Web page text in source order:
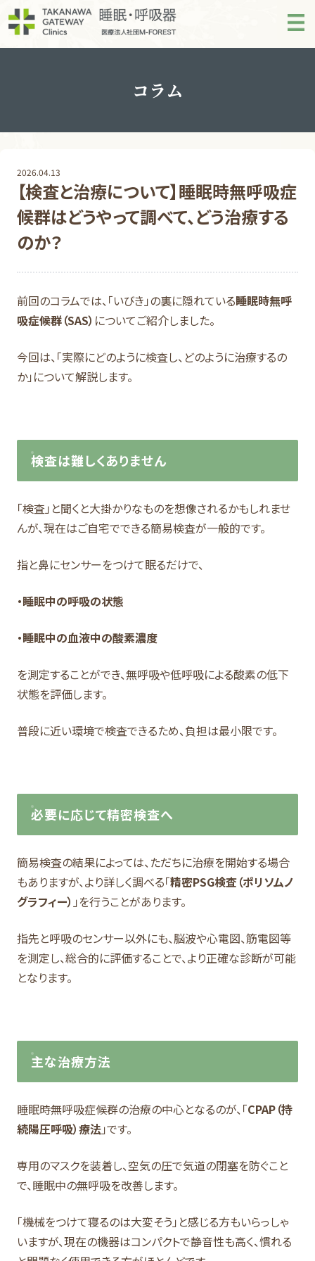
コラム
2026.04.13
【検査と治療について】睡眠時無呼吸症
候群はどうやって調べて、どう治療する
のか？
前回のコラムでは、「いびき」の裏に隠れている睡眠時無呼
吸症候群（SAS） についてご紹介しました。
今回は、「実際にどのように検査し、どのように治療するの
か」について解説します。
検査は難しくありません
「検査」と聞くと大掛かりなものを想像されるかもしれませ
んが、現在はご自宅でできる簡易検査が一般的です。
指と鼻にセンサーをつけて眠るだけで、
・睡眠中の呼吸の状態
・睡眠中の血液中の酸素濃度
を測定することができ、無呼吸や低呼吸による酸素の低下
状態を評価します。
普段に近い環境で検査できるため、負担は最小限です。
必要に応じて精密検査へ
簡易検査の結果によっては、ただちに治療を開始する場合
もありますが、より詳しく調べる「精密PSG検査（ポリソムノ
グラフィー） 」を行うことがあります。
指先と呼吸のセンサー以外にも、脳波や心電図、筋電図等
を測定し、総合的に評価することで、より正確な診断が可能
となります。
主な治療方法
睡眠時無呼吸症候群の治療の中心となるのが、「CPAP（持
続陽圧呼吸）療法」です。
専用のマスクを装着し、空気の圧で気道の閉塞を防ぐこと
で、睡眠中の無呼吸を改善します。
「機械をつけて寝るのは大変そう」と感じる方もいらっしゃ
いますが、現在の機器はコンパクトで静音性も高く、慣れる